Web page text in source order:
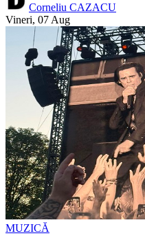
Corneliu CAZACU
Vineri, 07 Aug
MUZICĂ